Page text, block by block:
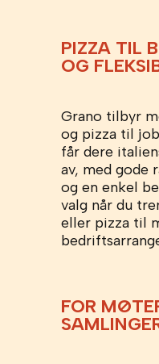
PIZZA TIL
OG
Grano tilbyr
og pizza til
får dere
av, med gode
og en enkel
valg når du
eller pizza til
FOR